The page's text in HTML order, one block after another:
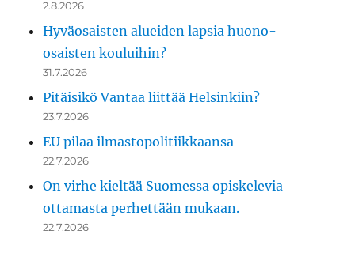
2.8.2026
Hyväosaisten alueiden lapsia huono-
osaisten kouluihin?
31.7.2026
Pitäisikö Vantaa liittää Helsinkiin?
23.7.2026
EU pilaa ilmastopolitiikkaansa
22.7.2026
On virhe kieltää Suomessa opiskelevia
ottamasta perhettään mukaan.
22.7.2026